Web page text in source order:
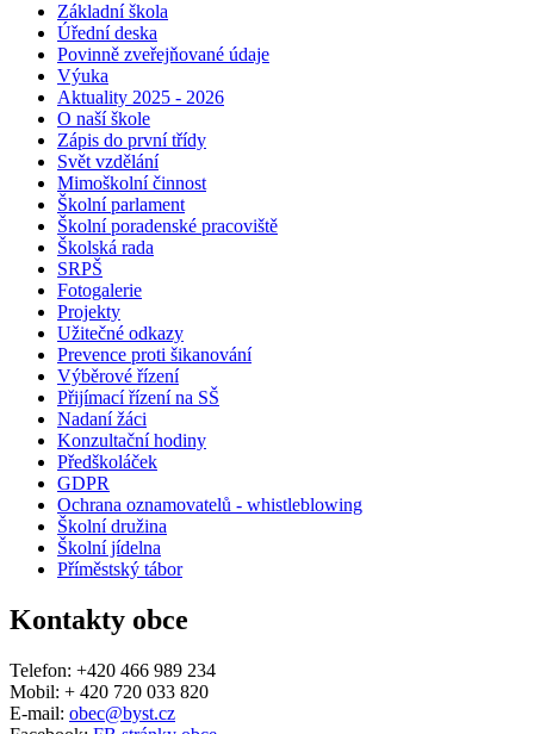
Základní škola
Úřední deska
Povinně zveřejňované údaje
Výuka
Aktuality 2025 - 2026
O naší škole
Zápis do první třídy
Svět vzdělání
Mimoškolní činnost
Školní parlament
Školní poradenské pracoviště
Školská rada
SRPŠ
Fotogalerie
Projekty
Užitečné odkazy
Prevence proti šikanování
Výběrové řízení
Přijímací řízení na SŠ
Nadaní žáci
Konzultační hodiny
Předškoláček
GDPR
Ochrana oznamovatelů - whistleblowing
Školní družina
Školní jídelna
Příměstský tábor
Kontakty obce
Telefon: +420 466 989 234
Mobil: + 420 720 033 820
E-mail: obec@byst.cz